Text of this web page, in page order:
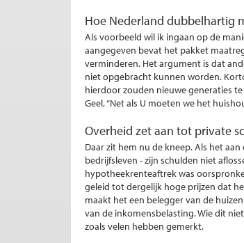
Hoe Nederland dubbelhartig
Als voorbeeld wil ik ingaan op de
aangegeven bevat het pakket
verminderen. Het argument is dat
niet opgebracht kunnen worden.
hierdoor zouden nieuwe generaties
Geel, “Net als U moeten we het
Overheid zet aan tot private
Daar zit hem nu de kneep. Als het
bedrijfsleven - zijn schulden niet
hypotheekrenteaftrek was
geleid tot dergelijk hoge prijzen dat
maakt het een belegger van de
van de inkomensbelasting. Wie dit
zoals velen hebben gemerkt.